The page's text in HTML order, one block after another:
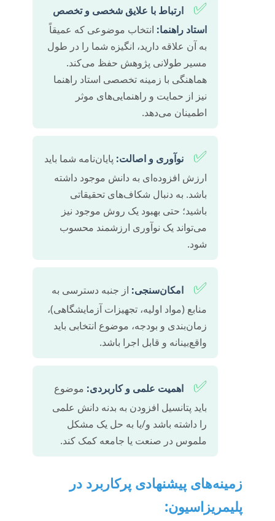
✅
ارتباط با علایق شخصی و تخصص
استاد راهنما: انتخاب موضوعی که عمیقاً
به آن علاقه دارید، انگیزه شما را در طول
مسیر طولانی پژوهش حفظ می‌کند.
هماهنگی با زمینه تخصصی استاد راهنما
نیز از حمایت و راهنمایی‌های موثر
اطمینان می‌دهد.
✅ نوآوری و اصالت: پایان‌نامه شما باید
ارزش افزوده‌ای به دانش موجود داشته
باشد. به دنبال شکاف‌های تحقیقاتی
باشید؛ حتی بهبود یک روش موجود نیز
می‌تواند یک نوآوری ارزشمند محسوب
شود.
✅ امکان‌سنجی: از جنبه دسترسی به
منابع (مواد اولیه، تجهیزات آزمایشگاهی)،
زمان‌بندی و بودجه، موضوع انتخابی باید
واقع‌بینانه و قابل اجرا باشد.
✅ اهمیت علمی و کاربردی: موضوع
باید پتانسیل افزودن به بدنه دانش علمی
را داشته باشد و/یا به حل یک مشکل
ملموس در صنعت یا جامعه کمک کند.
زمینه‌های پیشنهادی پرکاربرد در
پلیمریزاسیون: